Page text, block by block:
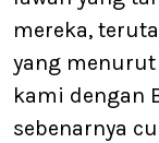
mereka,
yang
kami dengan
sebenarnya